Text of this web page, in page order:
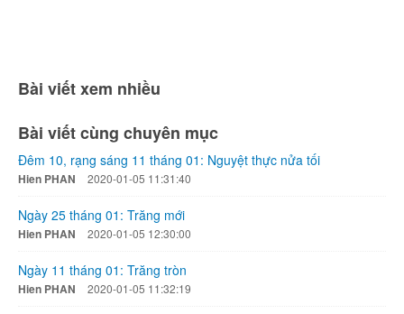
Bài viết xem nhiều
Bài viết cùng chuyên mục
Đêm 10, rạng sáng 11 tháng 01: Nguyệt thực nửa tối
Hien PHAN 2020-01-05 11:31:40
Ngày 25 tháng 01: Trăng mới
Hien PHAN 2020-01-05 12:30:00
Ngày 11 tháng 01: Trăng tròn
Hien PHAN 2020-01-05 11:32:19